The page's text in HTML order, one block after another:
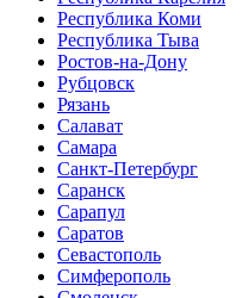
Республика Коми
Республика Тыва
Ростов-на-Дону
Рубцовск
Рязань
Салават
Самара
Санкт-Петербург
Саранск
Сарапул
Саратов
Севастополь
Симферополь